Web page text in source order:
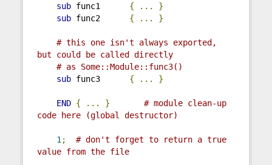
sub func1 { ...
}
sub func2 { ... }
# this one isn't always exported,
but could be called directly
# as Some::Module::func3()
sub func3 { ... }
END { ... }
# module clean-up
code here (global destructor)
1;
# don't forget to return a true
value from the file